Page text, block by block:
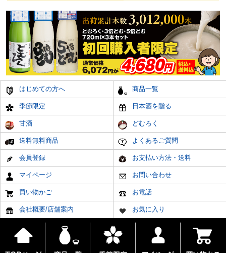
はじめての方へ 商品一覧
季節限定 日本酒を贈る
甘酒 どむろく
送料無料商品 よくあるご質問
会員登録 お支払い方法・送料
マイページ お問い合わせ
買い物かご お電話
会社概要/店舗案内 お気に入り